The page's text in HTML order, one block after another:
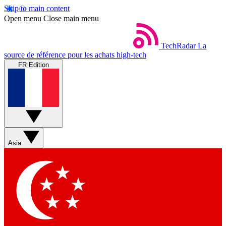
Skip to main content
Open menu Close main menu
TechRadar La
source de référence pour les achats high-tech
FR Edition
Asia